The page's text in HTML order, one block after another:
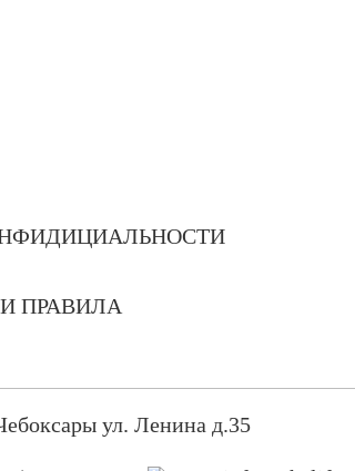
ПРАВИЛА
ул. Ленина д.35